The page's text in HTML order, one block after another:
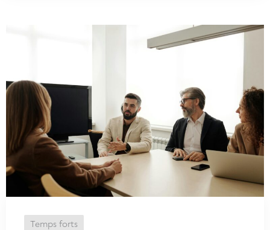
Temps forts